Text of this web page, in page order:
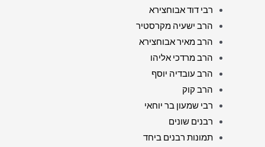
רבי דוד אבוחצירא
הרב ישעיה מקרסטיר
הרב מאיר אבוחצירא
הרב מרדכי אליהו
הרב עובדיה יוסף
הרב קוק
רבי שמעון בר יוחאי
רבנים שונים
תמונות רבנים ביחד